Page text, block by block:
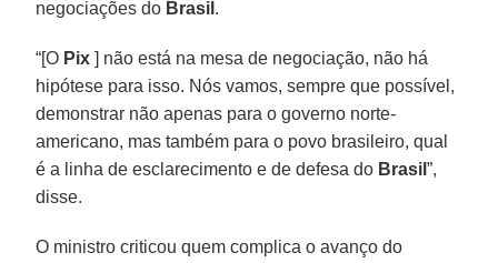
negociações do Brasil .
“[O Pix ] não está na mesa de negociação, não há
hipótese para isso. Nós vamos, sempre que possível,
demonstrar não apenas para o governo norte-
americano, mas também para o povo brasileiro, qual
é a linha de esclarecimento e de defesa do Brasil”,
disse.
O ministro criticou quem complica o avanço do